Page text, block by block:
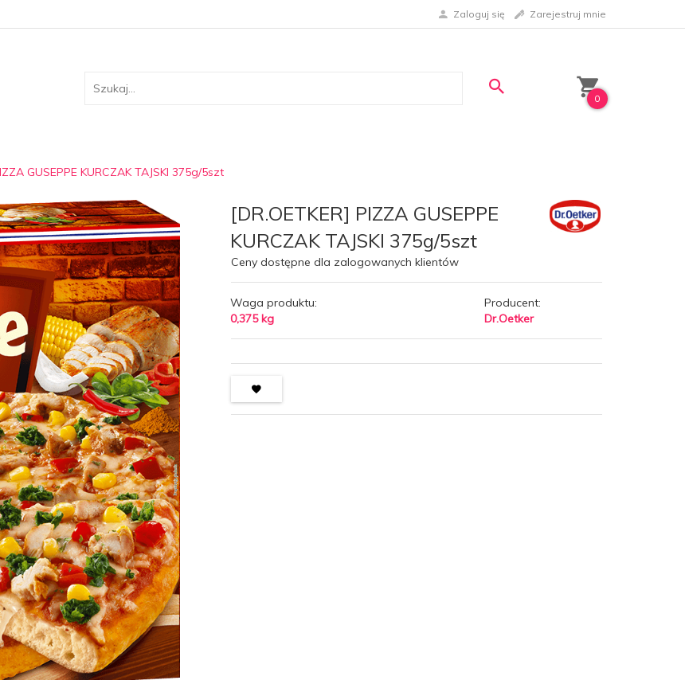
Zaloguj się Zarejestruj mnie
0
GUSEPPE KURCZAK TAJSKI 375g/5szt
[DR.OETKER] PIZZA GUSEPPE
KURCZAK TAJSKI 375g/5szt
Ceny dostępne dla zalogowanych klientów
Waga produktu:
0,375 kg
Producent:
Dr.Oetker